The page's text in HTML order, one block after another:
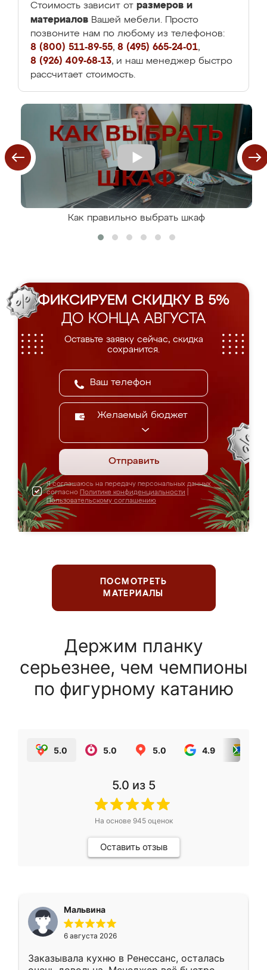
Стоимость зависит от размеров и
материалов Вашей мебели. Просто
позвоните нам по любому из телефонов:
8 (800) 511-89-55, 8 (495) 665-24-01,
8 (926) 409-68-13, и наш менеджер быстро
рассчитает стоимость.
Как правильно выбрать шкаф
ФИКСИРУЕМ СКИДКУ В 5%
ДО КОНЦА АВГУСТА
Оставьте заявку сейчас, скидка
сохранится.
Желаемый бюджет
Отправить
Я соглашаюсь на передачу персональных данных
согласно Политике конфиденциальности
Пользовательскому соглашению
ПОСМОТРЕТЬ
МАТЕРИАЛЫ
Держим планку
серьезнее, чем чемпионы
по фигурному катанию
5.0 5.0 5.0 4.9
5.0 из 5
На основе 945оценок
Оставить отзыв
Мальвина
6 августа 2026
Заказывала кухню в Ренессанс, осталась